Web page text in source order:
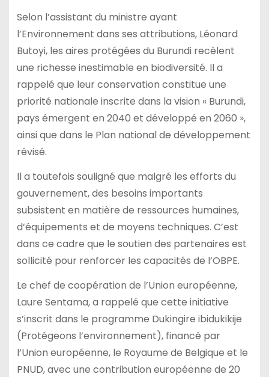
Selon l’assistant du ministre ayant
l’Environnement dans ses attributions, Léonard
Butoyi, les aires protégées du Burundi recèlent
une richesse inestimable en biodiversité. Il a
rappelé que leur conservation constitue une
priorité nationale inscrite dans la vision « Burundi,
pays émergent en 2040 et développé en 2060 »,
ainsi que dans le Plan national de développement
révisé.
Il a toutefois souligné que malgré les efforts du
gouvernement, des besoins importants
subsistent en matière de ressources humaines,
d’équipements et de moyens techniques. C’est
dans ce cadre que le soutien des partenaires est
sollicité pour renforcer les capacités de l’OBPE.
Le chef de coopération de l’Union européenne,
Laure Sentama, a rappelé que cette initiative
s’inscrit dans le programme Dukingire ibidukikije
(Protégeons l’environnement), financé par
l’Union européenne, le Royaume de Belgique et le
PNUD, avec une contribution européenne de 20